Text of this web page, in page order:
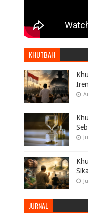
KHUTBAH
JURNAL